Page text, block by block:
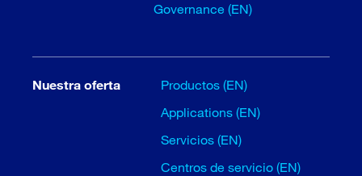
Governance (EN)
Nuestra oferta
Productos (EN)
Applications (EN)
Servicios (EN)
Centros de servicio (EN)